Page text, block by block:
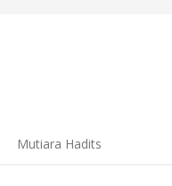
Mutiara Hadits